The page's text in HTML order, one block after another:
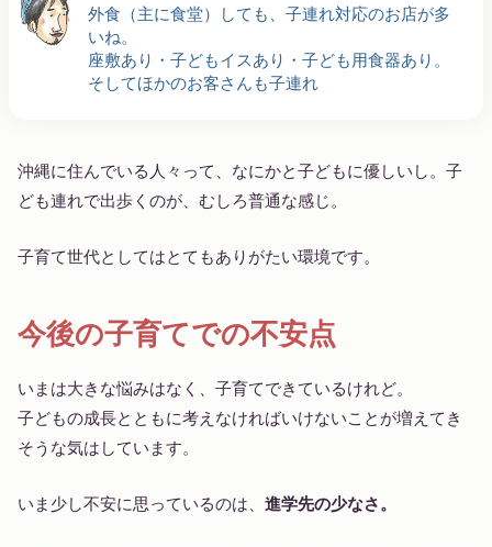
外食（主に食堂）しても、子連れ対応のお店が多
いね。
座敷あり・子どもイスあり・子ども用食器あり。
そしてほかのお客さんも子連れ
沖縄に住んでいる人々って、なにかと子どもに優しいし。子
ども連れで出歩くのが、むしろ普通な感じ。
子育て世代としてはとてもありがたい環境です。
今後の子育てでの不安点
いまは大きな悩みはなく、子育てできているけれど。
子どもの成長とともに考えなければいけないことが増えてき
そうな気はしています。
いま少し不安に思っているのは、 進学先の少なさ。